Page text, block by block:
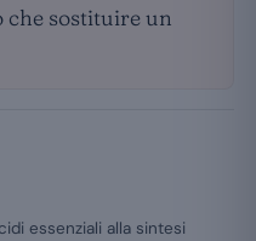
sostituire un
essenziali alla sintesi